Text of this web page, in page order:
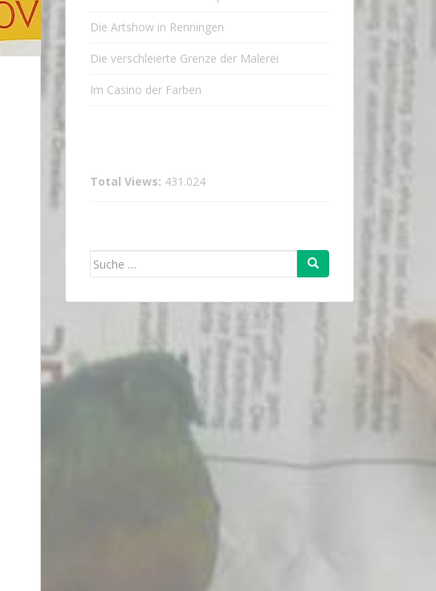
Die Artshow in Renningen
Die verschleierte Grenze der Malerei
Im Casino der Farben
Total Views: 431.024
Suche